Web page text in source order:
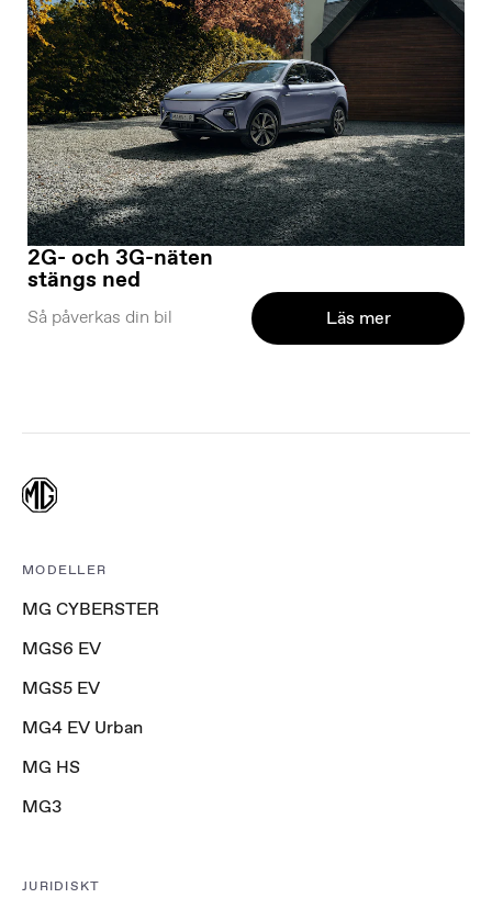
2G- och 3G-näten
stängs ned
Så påverkas din bil Läs mer
MODELLER
MG CYBERSTER
MGS6 EV
MGS5 EV
MG4 EV Urban
MG HS
MG3
JURIDISKT